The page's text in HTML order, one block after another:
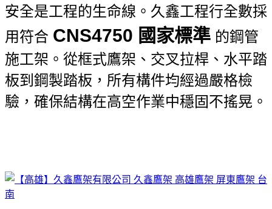
安全是工程的生命線。久鑫工程行全數採
用符合 CNS4750 國家標準 的鋼管
施工架。從框式鷹架、交叉拉桿、水平踏
板到鋼製踏板，所有構件均經過嚴格檢
驗，確保結構在高空作業中穩固不搖晃。